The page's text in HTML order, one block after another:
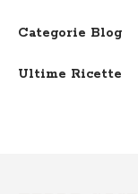
Categorie Blog
Ultime Ricette